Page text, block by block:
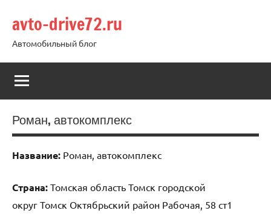
содержимому
avto-drive72.ru
Автомобильный блог
Роман, автокомплекс
Название: Роман, автокомплекс
Страна: Томская область Томск городской
округ Томск Октябрьский район Рабочая, 58 ст1